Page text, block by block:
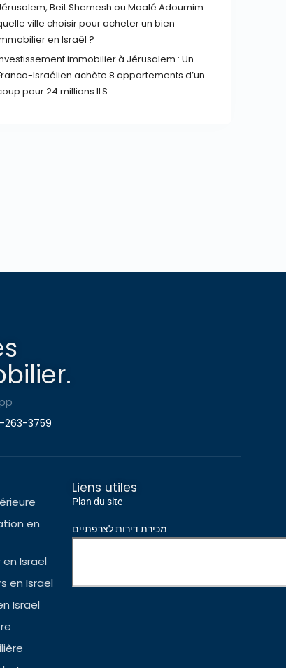
Beit Shemesh ou Maalé Adoumim :
ville choisir pour acheter un bien
en Israël ?
immobilier à Jérusalem : Un
Israélien achète 8 appartements d’un
pour 24 millions ILS
263-3759
en
Israel
en Israel
Israel
Liens utiles
Plan du site
מכירת דירות לצרפתיים